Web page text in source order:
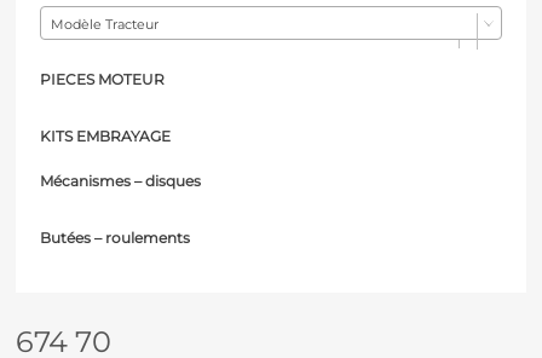
674 70
Modèle Tracteur
PIECES MOTEUR
KITS EMBRAYAGE
Mécanismes – disques
Butées – roulements